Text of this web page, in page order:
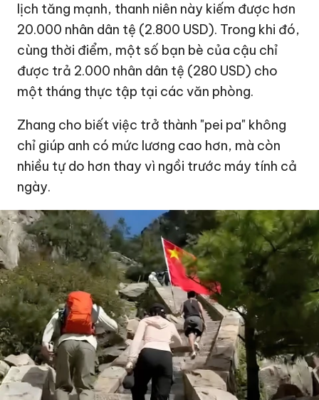
lịch tăng mạnh, thanh niên này kiếm được hơn
20.000 nhân dân tệ (2.800 USD). Trong khi đó,
cùng thời điểm, một số bạn bè của cậu chỉ
được trả 2.000 nhân dân tệ (280 USD) cho
một tháng thực tập tại các văn phòng.
Zhang cho biết việc trở thành "pei pa" không
chỉ giúp anh có mức lương cao hơn, mà còn
nhiều tự do hơn thay vì ngồi trước máy tính cả
ngày.